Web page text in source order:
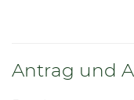
Antrag und